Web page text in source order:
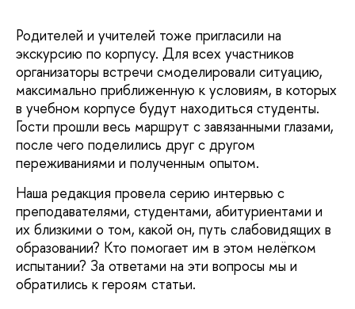
Родителей и учителей тоже пригласили на
экскурсию по корпусу. Для всех участников
организаторы встречи смоделировали ситуацию,
максимально приближенную к условиям, в которых
в учебном корпусе будут находиться студенты.
Гости прошли весь маршрут с завязанными глазами,
после чего поделились друг с другом
переживаниями и полученным опытом.
Наша редакция провела серию интервью с
преподавателями, студентами, абитуриентами и
их близкими о том, какой он, путь слабовидящих в
образовании? Кто помогает им в этом нелёгком
испытании? За ответами на эти вопросы мы и
обратились к героям статьи.